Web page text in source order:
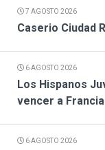
7 AGOSTO 2026
Caserio Ciudad
6 AGOSTO 2026
Los Hispanos
vencer a
6 AGOSTO 2026